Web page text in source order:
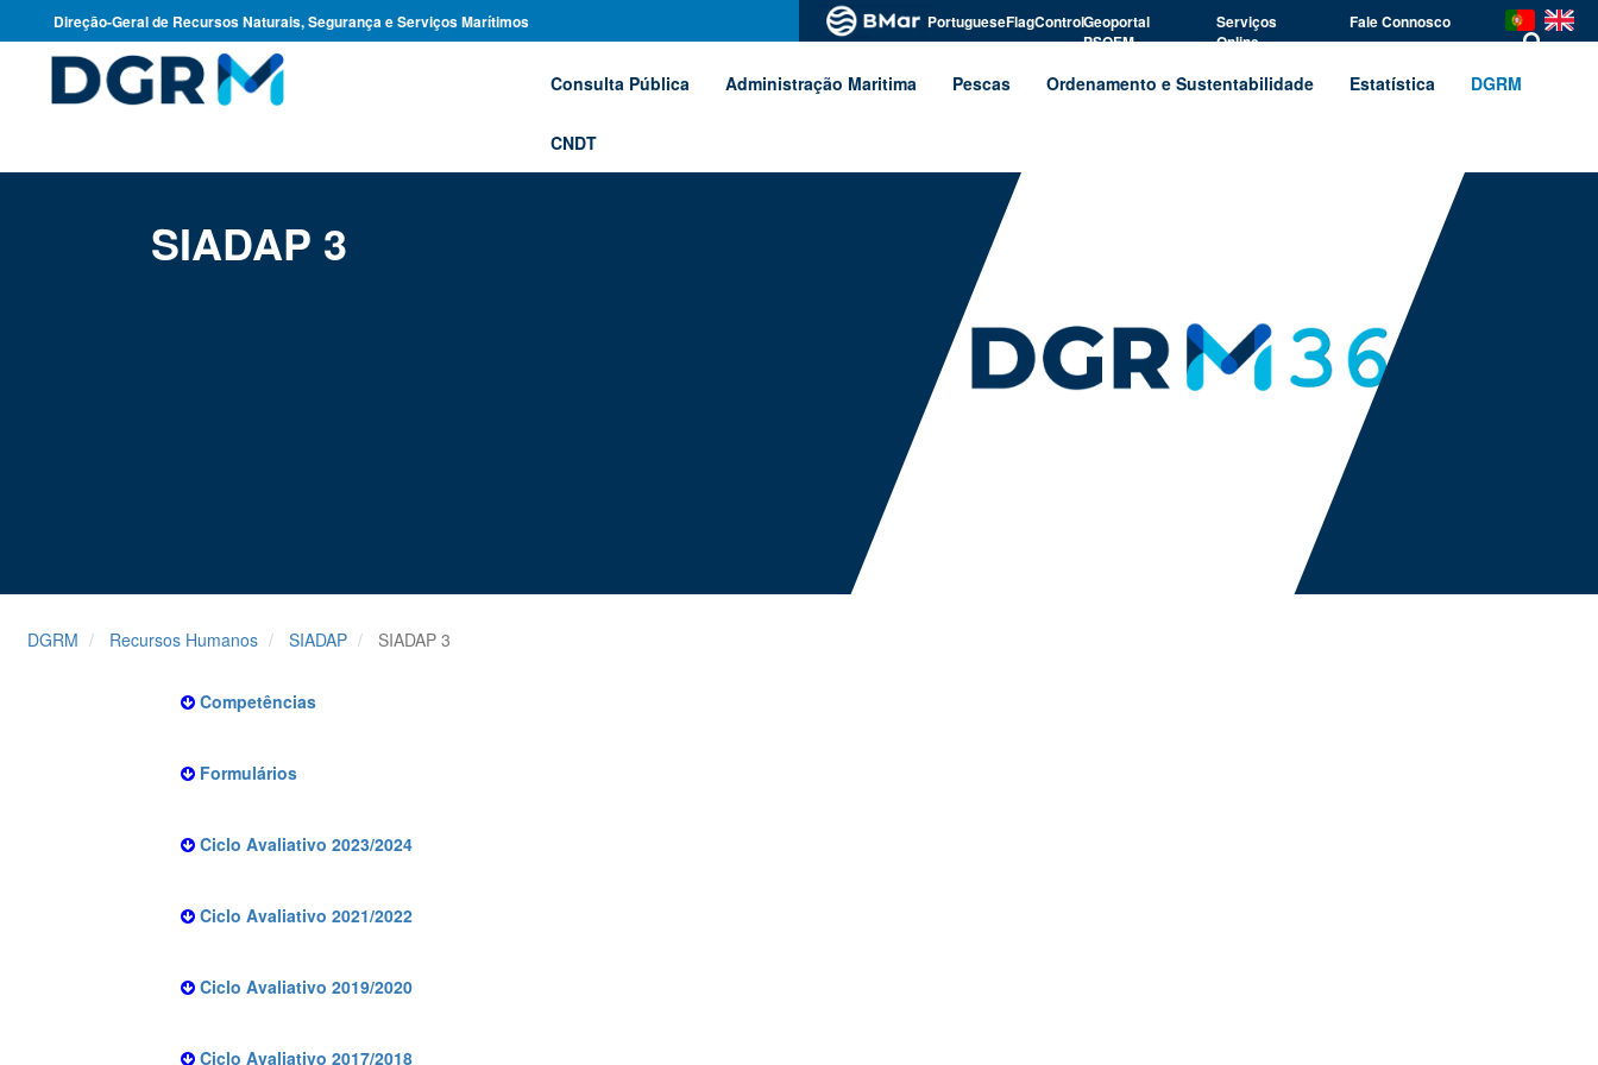
Direção-Geral de Recursos Naturais, Segurança e Serviços Marítimos PortugueseFlagControlGeoportal
PSOEM
Serviços
Online
Fale Connosco
Consulta Pública Administração Maritima Pescas Ordenamento e Sustentabilidade Estatística DGRM
CNDT
SIADAP 3
DGRM Recursos Humanos SIADAP SIADAP 3
Competências
Formulários
Ciclo Avaliativo 2023/2024
Ciclo Avaliativo 2021/2022
Ciclo Avaliativo 2019/2020
Ciclo Avaliativo 2017/2018